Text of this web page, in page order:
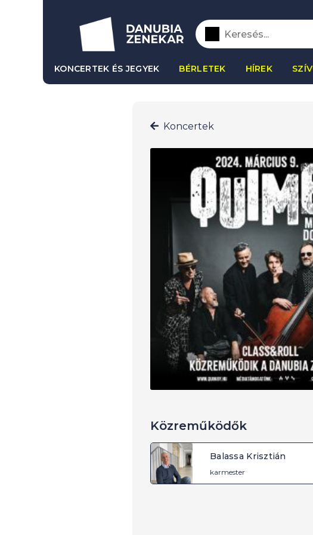
KONCERTEK ÉS JEGYEK BÉRLETEK HÍREK
Koncertek
Közreműködők
Balassa Krisztián
karmester